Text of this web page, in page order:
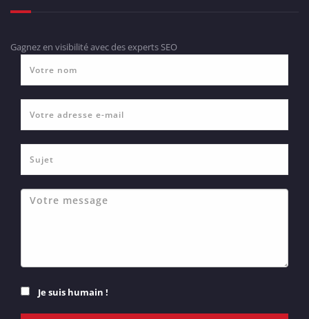
Gagnez en visibilité avec des experts SEO
Je suis humain !